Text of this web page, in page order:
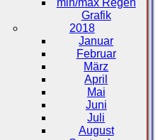
Grafik
2018
Januar
Februar
März
April
Mai
Juni
Juli
August